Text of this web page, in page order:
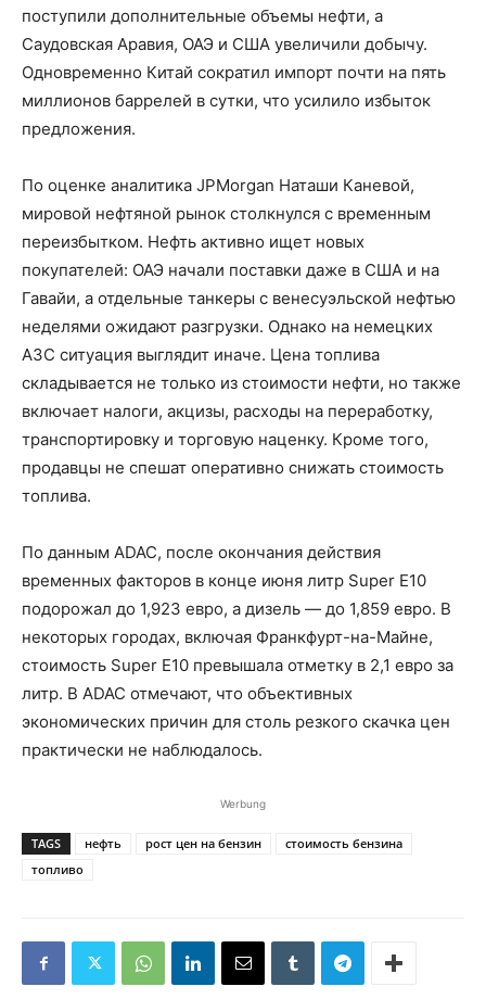
поступили дополнительные объемы нефти, а
Саудовская Аравия, ОАЭ и США увеличили добычу.
Одновременно Китай сократил импорт почти на пять
миллионов баррелей в сутки, что усилило избыток
предложения.
По оценке аналитика JPMorgan Наташи Каневой,
мировой нефтяной рынок столкнулся с временным
переизбытком. Нефть активно ищет новых
покупателей: ОАЭ начали поставки даже в США и на
Гавайи, а отдельные танкеры с венесуэльской нефтью
неделями ожидают разгрузки. Однако на немецких
АЗС ситуация выглядит иначе. Цена топлива
складывается не только из стоимости нефти, но также
включает налоги, акцизы, расходы на переработку,
транспортировку и торговую наценку. Кроме того,
продавцы не спешат оперативно снижать стоимость
топлива.
По данным ADAC, после окончания действия
временных факторов в конце июня литр Super E10
подорожал до 1,923 евро, а дизель — до 1,859 евро. В
некоторых городах, включая Франкфурт-на-Майне,
стоимость Super E10 превышала отметку в 2,1 евро за
литр. В ADAC отмечают, что объективных
экономических причин для столь резкого скачка цен
практически не наблюдалось.
Werbung
TAGS нефть рост цен на бензин
стоимость бензина
топливо